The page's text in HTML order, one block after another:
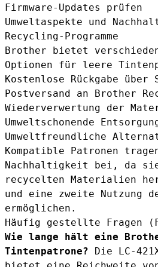
Firmware-Updates prüfen
Umweltaspekte und
Recycling-Programme
Brother bietet
Optionen für leere
Kostenlose Rückgabe über
Postversand an Brother
Wiederverwertung der
Umweltschonende
Umweltfreundliche
Kompatible Patronen
Nachhaltigkeit bei, da
recycelten Materialien
und eine zweite Nutzung
ermöglichen.
Häufig gestellte Fragen
Wie lange hält eine
Tintenpatrone? Die LC-